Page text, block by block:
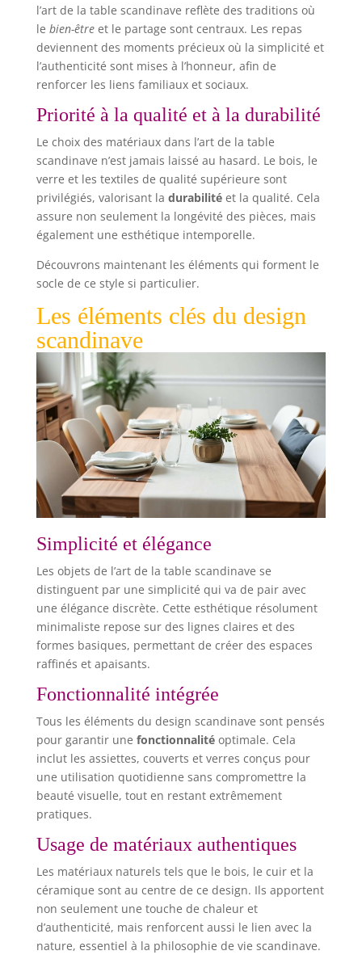
l’art de la table scandinave reflète des traditions où
le bien-êtreet le partage sont centraux. Les repas
deviennent des moments précieux où la simplicité et
l’authenticité sont mises à l’honneur, afin de
renforcer les liens familiaux et sociaux.
Priorité à la qualité et à la durabilité
Le choix des matériaux dans l’art de la table
scandinave n’est jamais laissé au hasard. Le bois, le
verre et les textiles de qualité supérieure sont
privilégiés, valorisant la durabilitéet la qualité. Cela
assure non seulement la longévité des pièces, mais
également une esthétique intemporelle.
Découvrons maintenant les éléments qui forment le
socle de ce style si particulier.
Les éléments clés du design
scandinave
Simplicité et élégance
Les objets de l’art de la table scandinave se
distinguent par une simplicité qui va de pair avec
une élégance discrète. Cette esthétique résolument
minimaliste repose sur des lignes claires et des
formes basiques, permettant de créer des espaces
raffinés et apaisants.
Fonctionnalité intégrée
Tous les éléments du design scandinave sont pensés
pour garantir une fonctionnalitéoptimale. Cela
inclut les assiettes, couverts et verres conçus pour
une utilisation quotidienne sans compromettre la
beauté visuelle, tout en restant extrêmement
pratiques.
Usage de matériaux authentiques
Les matériaux naturels tels que le bois, le cuir et la
céramique sont au centre de ce design. Ils apportent
non seulement une touche de chaleur et
d’authenticité, mais renforcent aussi le lien avec la
nature, essentiel à la philosophie de vie scandinave.